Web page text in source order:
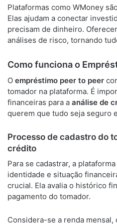
Plataformas como WMoney
Elas ajudam a conectar
precisam de dinheiro.
análises de risco, tornando
Como funciona o
O empréstimo peer to peer
tomador na plataforma. É
financeiras para a análise de
querem que tudo seja seguro
Processo de cadastro do
crédito
Para se cadastrar, a
identidade e situação
crucial. Ela avalia o histórico
pagamento do tomador.
Considera-se a renda